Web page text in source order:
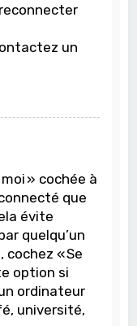
un
» cochée à
que
évite
quelqu’un
cochez « Se
option si
ordinateur
université,